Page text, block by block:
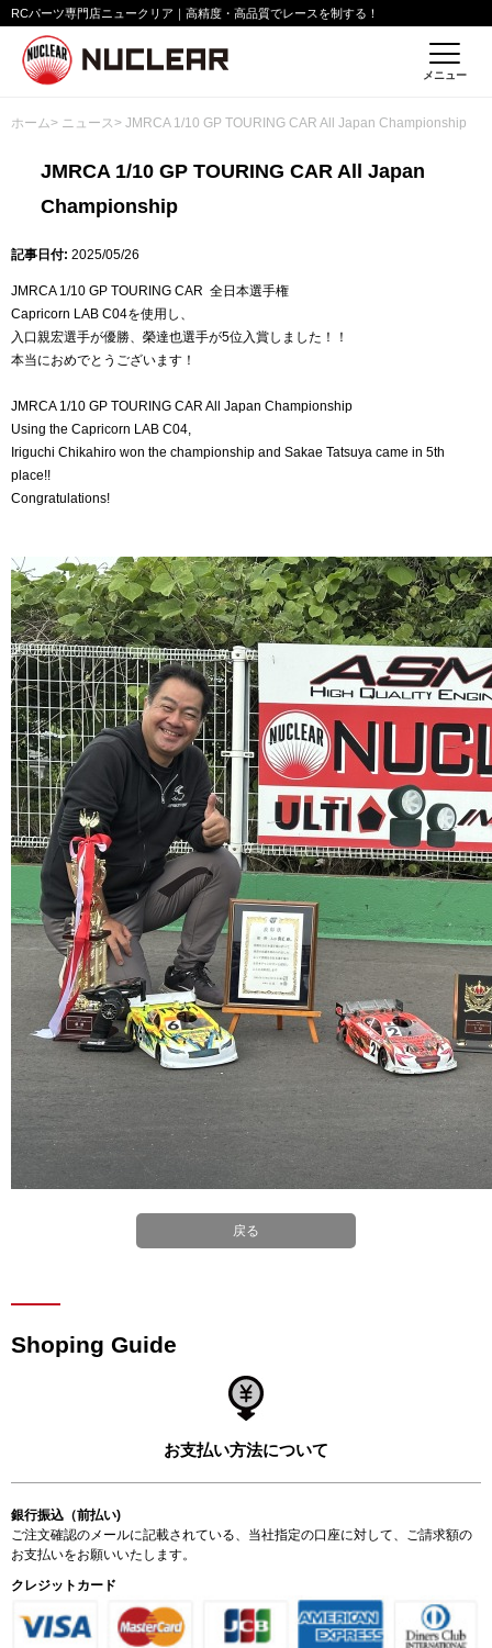
RCパーツ専門店ニュークリア｜高精度・高品質でレースを制する！
メニュー
ホーム> ニュース> JMRCA 1/10 GP TOURING CAR All Japan Championship
JMRCA 1/10 GP TOURING CAR All Japan
Championship
記事日付: 2025/05/26
JMRCA 1/10 GP TOURING CAR 全日本選手権
Capricorn LAB C04を使用し、
入口親宏選手が優勝、榮達也選手が5位入賞しました！！
本当におめでとうございます！
JMRCA 1/10 GP TOURING CAR All Japan Championship
Using the Capricorn LAB C04,
Iriguchi Chikahiro won the championship and Sakae Tatsuya came in 5th
place!!
Congratulations!
戻る
Shoping Guide
お支払い方法について
銀行振込（前払い)
ご注文確認のメールに記載されている、当社指定の口座に対して、ご請求額の
お支払いをお願いいたします。
クレジットカード